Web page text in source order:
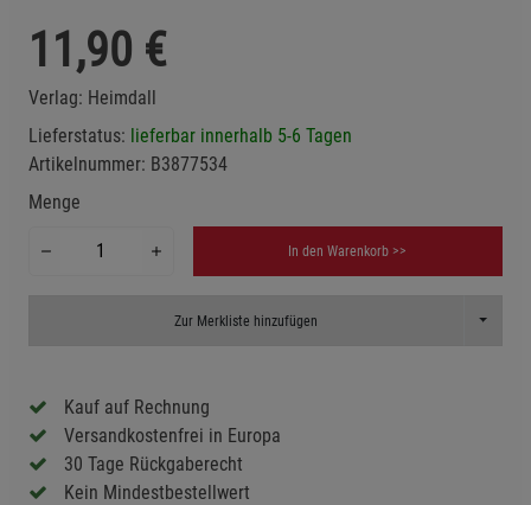
11,90 €
Verlag: Heimdall
Lieferstatus: lieferbar innerhalb 5-6 Tagen
Artikelnummer: B3877534
Menge
In den Warenkorb >>
Zur Merkliste hinzufügen Toggle
Kauf auf Rechnung
Versandkostenfrei in Europa
30 Tage Rückgaberecht
Kein Mindestbestellwert